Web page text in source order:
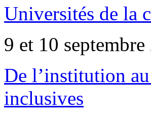
Universités de la
9 et 10
De l’institution
inclusives